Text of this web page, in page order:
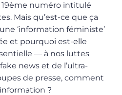
numéro intitulé
Mais qu’est-ce que ça
‘information féministe’
et pourquoi est-elle
— à nos luttes
news et de l’ultra-
de presse, comment
?